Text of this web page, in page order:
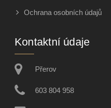
Ochrana osobních údajů
Kontaktní údaje
Přerov
603 804 958